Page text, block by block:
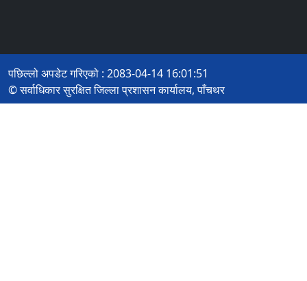
पछिल्लो अपडेट गरिएको : 2083-04-14 16:01:51
© सर्वाधिकार सुरक्षित जिल्ला प्रशासन कार्यालय, पाँचथर